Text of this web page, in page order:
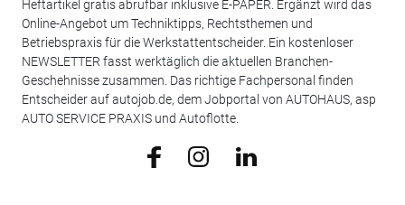
Heftartikel gratis abrufbar inklusive E-PAPER. Ergänzt wird das
Online-Angebot um Techniktipps, Rechtsthemen und
Betriebspraxis für die Werkstattentscheider. Ein kostenloser
NEWSLETTER fasst werktäglich die aktuellen Branchen-
Geschehnisse zusammen. Das richtige Fachpersonal finden
Entscheider auf autojob.de, dem Jobportal von AUTOHAUS, asp
AUTO SERVICE PRAXIS und Autoflotte.